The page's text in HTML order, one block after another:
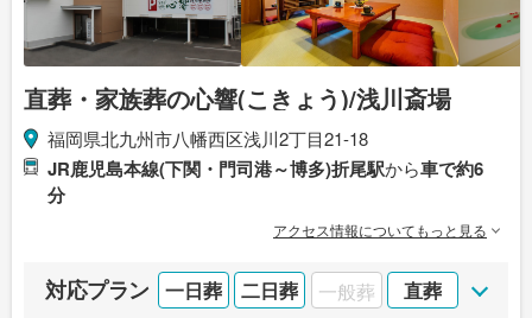
直葬・家族葬の心響(こきょう)/浅川斎場
福岡県北九州市八幡西区浅川2丁目21-18
JR鹿児島本線(下関・門司港～博多)折尾駅から車で約6
分
アクセス情報についてもっと見る
対応プラン 一日葬 二日葬 一般葬 直葬